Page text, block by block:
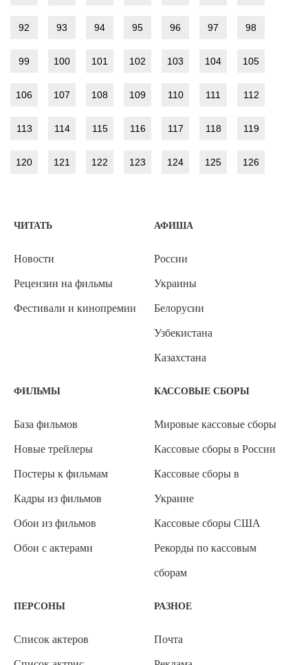
92 93 94 95 96 97 98
99 100 101 102 103 104 105
106 107 108 109 110 111 112
113 114 115 116 117 118 119
120 121 122 123 124 125 126
ЧИТАТЬ
Новости
Рецензии на фильмы
Фестивали и кинопремии
АФИША
России
Украины
Белорусии
Узбекистана
Казахстана
ФИЛЬМЫ
База фильмов
Новые трейлеры
Постеры к фильмам
Кадры из фильмов
Обои из фильмов
Обои с актерами
КАССОВЫЕ СБОРЫ
Мировые кассовые сборы
Кассовые сборы в России
Кассовые сборы в
Украине
Кассовые сборы США
Рекорды по кассовым
сборам
ПЕРСОНЫ
Список актеров
РАЗНОЕ
Почта